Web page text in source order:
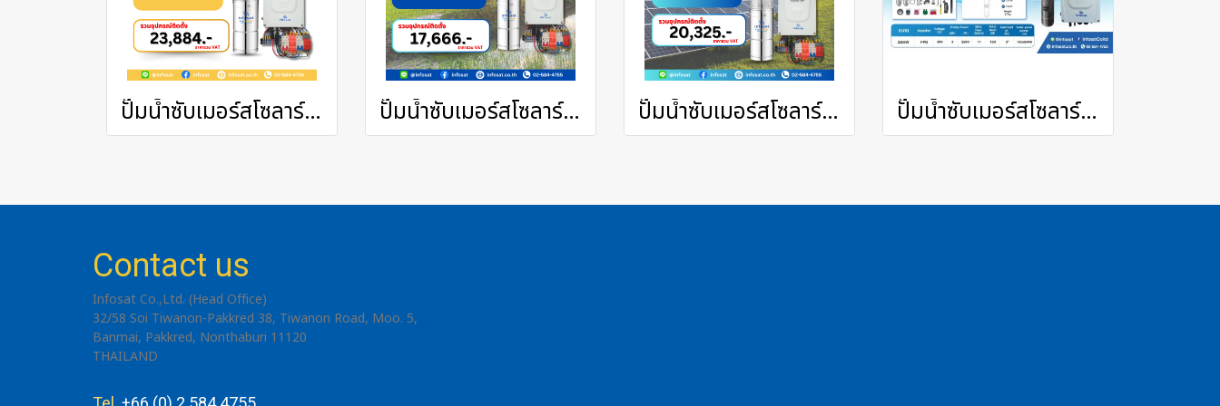
ปั๊มน้ำซับเมอร์สโซลาร์รุ่น 2200 วัตต์ ACDC ปั๊มขนาด 4 นิ้ว ท่อออก 2 นิ้ว ปั๊มน้ำซับเมอร์สโซลาร์รุ่น 1100 วัตต์ ACDC ปั๊มขนาด 3 นิ้ว ท่อออก 1.5 นิ้ว ปั๊มน้ำซับเมอร์สโซลาร์รุ่น 1500 วัตต์ ACDC ปั๊มขนาด 4 นิ้ว ท่อออก 2 นิ้ว ปั๊มน้ำซับเมอร์สโซลาร์รุ่น 2200 วัตต์ บ่อขนาด 4 นิ้ว ท่อออก 2 นิ้ว
Contact us
Infosat Co.,Ltd. (Head Office)
32/58 Soi Tiwanon-Pakkred 38, Tiwanon Road, Moo. 5,
Banmai, Pakkred, Nonthaburi 11120
THAILAND